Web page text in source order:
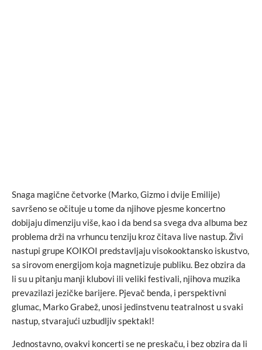
Snaga magične četvorke (Marko, Gizmo i dvije Emilije)
savršeno se očituje u tome da njihove pjesme koncertno
dobijaju dimenziju više, kao i da bend sa svega dva albuma bez
problema drži na vrhuncu tenziju kroz čitava live nastup. Živi
nastupi grupe KOIKOI predstavljaju visokooktansko iskustvo,
sa sirovom energijom koja magnetizuje publiku. Bez obzira da
li su u pitanju manji klubovi ili veliki festivali, njihova muzika
prevazilazi jezičke barijere. Pjevač benda, i perspektivni
glumac, Marko Grabež, unosi jedinstvenu teatralnost u svaki
nastup, stvarajući uzbudljiv spektakl!
Jednostavno, ovakvi koncerti se ne preskaču, i bez obzira da li